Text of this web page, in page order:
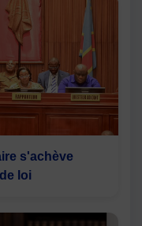
s'achève
loi